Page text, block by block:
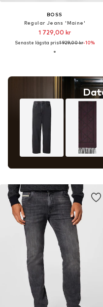
BOSS
Regular Jeans 'Maine'
1 729,00 kr
Senaste lägsta pris:1 929,00 kr-10%